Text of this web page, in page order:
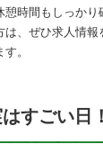
時間もしっかり
、ぜひ求人情報
。
すごい日